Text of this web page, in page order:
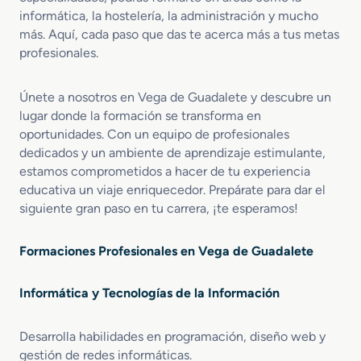
informática, la hostelería, la administración y mucho
más. Aquí, cada paso que das te acerca más a tus metas
profesionales.
Únete a nosotros en Vega de Guadalete y descubre un
lugar donde la formación se transforma en
oportunidades. Con un equipo de profesionales
dedicados y un ambiente de aprendizaje estimulante,
estamos comprometidos a hacer de tu experiencia
educativa un viaje enriquecedor. Prepárate para dar el
siguiente gran paso en tu carrera, ¡te esperamos!
Formaciones Profesionales en Vega de Guadalete
Informática y Tecnologías de la Información
Desarrolla habilidades en programación, diseño web y
gestión de redes informáticas.